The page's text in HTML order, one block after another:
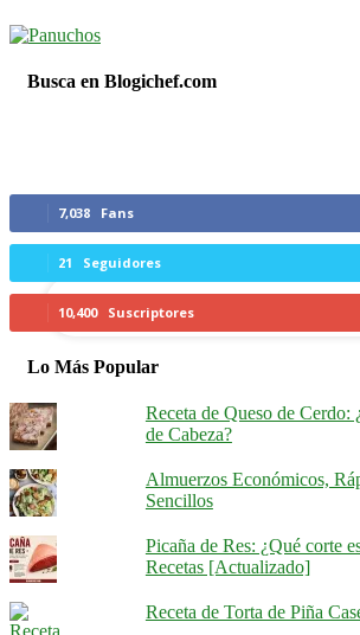
tu
Busca en Blogichef.com
7,038 Fans
21 Seguidores
10,400 Suscriptores
Lo Más Popular
Receta de Queso de Cerdo:
de Cabeza?
Almuerzos Económicos,
Sencillos
Picaña de Res: ¿Qué corte
Recetas [Actualizado]
Receta de Torta de Piña